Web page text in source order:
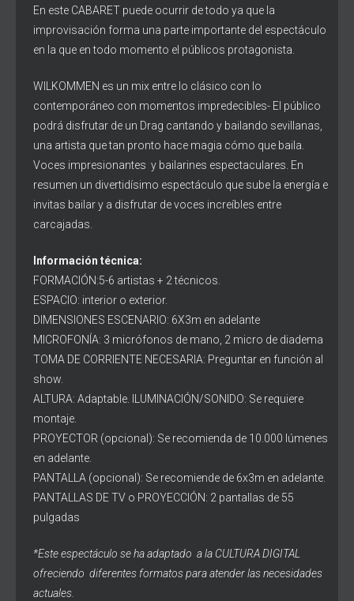
En este CABARET puede ocurrir de todo ya que la
improvisación forma una parte importante del espectáculo
en la que en todo momento el públicos protagonista.
WILKOMMEN es un mix entre lo clásico con lo
contemporáneo con momentos impredecibles- El público
podrá disfrutar de un Drag cantando y bailando sevillanas,
una artista que tan pronto hace magia cómo que baila.
Voces impresionantes y bailarines espectaculares. En
resumen un divertidísimo espectáculo que sube la energía e
invitas bailar y a disfrutar de voces increíbles entre
carcajadas.
Información técnica:
FORMACIÓN:5-6 artistas + 2 técnicos.
ESPACIO: interior o exterior.
DIMENSIONES ESCENARIO: 6X3m en adelante
MICROFONÍA: 3 micrófonos de mano, 2 micro de diadema
TOMA DE CORRIENTE NECESARIA: Preguntar en función al
show.
ALTURA: Adaptable. ILUMINACIÓN/SONIDO: Se requiere
montaje.
PROYECTOR (opcional): Se recomienda de 10.000 lúmenes
en adelante.
PANTALLA (opcional): Se recomiende de 6x3m en adelante.
PANTALLAS DE TV o PROYECCIÓN: 2 pantallas de 55
pulgadas
*Este espectáculo se ha adaptado a la CULTURA DIGITAL
ofreciendo diferentes formatos para atender las necesidades
actuales.